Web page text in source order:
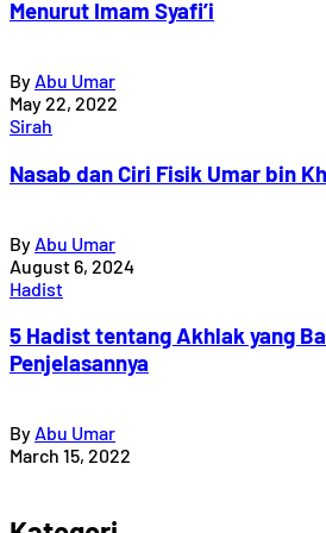
Menurut Imam Syafi’i
By Abu Umar
May 22, 2022
Sirah
Nasab dan Ciri Fisik Umar bin
By Abu Umar
August 6, 2024
Hadist
5 Hadist tentang Akhlak yang
Penjelasannya
By Abu Umar
March 15, 2022